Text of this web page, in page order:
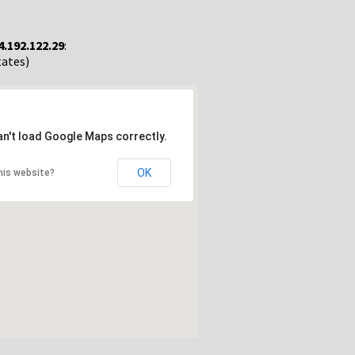
:
load Google Maps correctly.
website? OK